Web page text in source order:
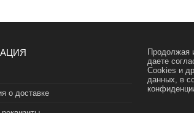
о доставке
Продолжая
даете
Cookies и
данных, в